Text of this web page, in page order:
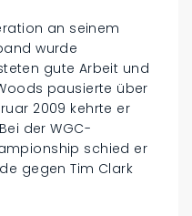
an seinem
wurde
gute Arbeit und
pausierte über
2009 kehrte er
der WGC-
schied er
gegen Tim Clark